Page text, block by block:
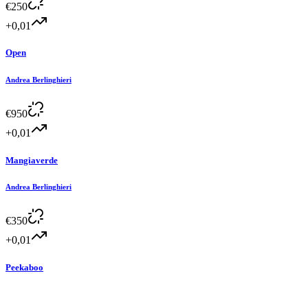
€250
+0,01
Open
Andrea Berlinghieri
€950
+0,01
Mangiaverde
Andrea Berlinghieri
€350
+0,01
Peekaboo